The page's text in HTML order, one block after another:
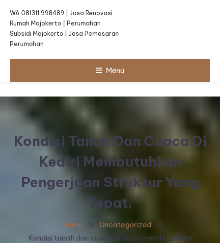
WA 081311 998489 | Jasa Renovasi
Rumah Mojokerto | Perumahan
Subsidi Mojokerto | Jasa Pemasaran
Perumahan
Menu
Kondisi Tanah Dan Cuaca Di
Kediri Membutuhkan
Pengerjaan Struktur Yang
Tepat.
Home
Uncategorized
Kondisi tanah dan cuaca di Kediri membutuhkan